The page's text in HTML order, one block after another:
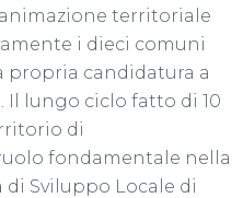
territoriale
i dieci comuni
propria candidatura a
Il lungo ciclo fatto di 10
di
fondamentale nella
Sviluppo Locale di